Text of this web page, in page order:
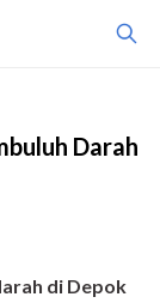
Darah
di Depok